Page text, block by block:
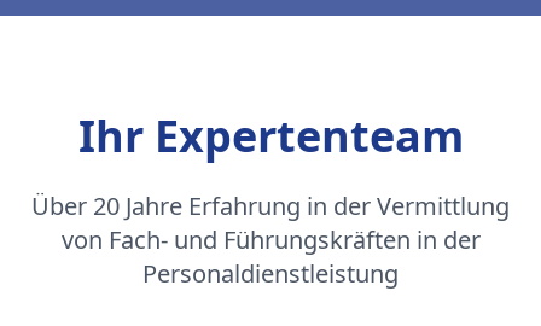
Ihr Expertenteam
Über 20 Jahre Erfahrung in der Vermittlung
von Fach- und Führungskräften in der
Personaldienstleistung